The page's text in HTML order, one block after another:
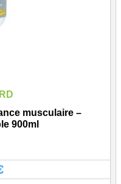
musculaire –
900ml